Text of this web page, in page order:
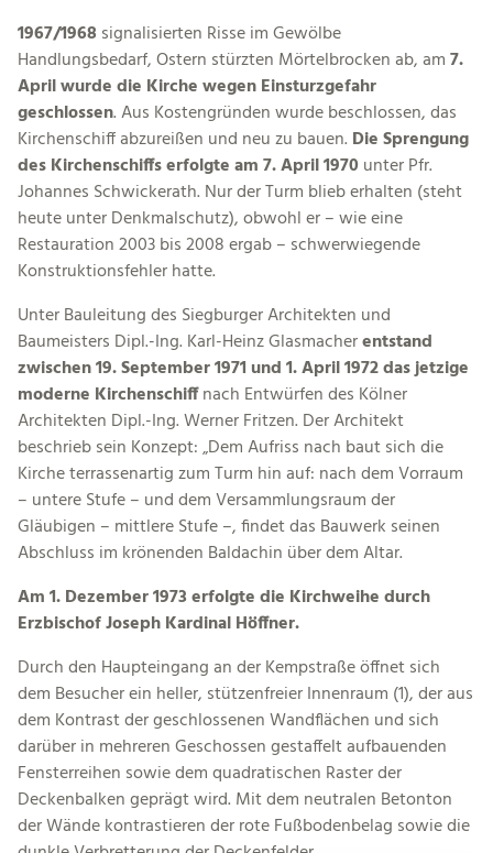
1967/1968 signalisierten Risse im Gewölbe
Handlungsbedarf, Ostern stürzten Mörtelbrocken ab, am7.
April wurde die Kirche wegen Einsturzgefahr
geschlossen. Aus Kostengründen wurde beschlossen, das
Kirchenschiff abzureißen und neu zu bauen. Die Sprengung
des Kirchenschiffs erfolgte am 7. April 1970unter Pfr.
Johannes Schwickerath. Nur der Turm blieb erhalten (steht
heute unter Denkmalschutz), obwohl er – wie eine
Restauration 2003 bis 2008 ergab – schwerwiegende
Konstruktionsfehler hatte.
Unter Bauleitung des Siegburger Architekten und
Baumeisters Dipl.-Ing. Karl-Heinz Glasmacherentstand
zwischen 19. September 1971 und 1. April 1972 das jetzige
moderne Kirchenschiffnach Entwürfen des Kölner
Architekten Dipl.-Ing. Werner Fritzen. Der Architekt
beschrieb sein Konzept: „Dem Aufriss nach baut sich die
Kirche terrassenartig zum Turm hin auf: nach dem Vorraum
– untere Stufe – und dem Versammlungsraum der
Gläubigen – mittlere Stufe –, findet das Bauwerk seinen
Abschluss im krönenden Baldachin über dem Altar.
Am 1. Dezember 1973 erfolgte die Kirchweihe durch
Erzbischof Joseph Kardinal Höffner.
Durch den Haupteingang an der Kempstraße öffnet sich
dem Besucher ein heller, stützenfreier Innenraum (1), der aus
dem Kontrast der geschlossenen Wandflächen und sich
darüber in mehreren Geschossen gestaffelt aufbauenden
Fensterreihen sowie dem quadratischen Raster der
Deckenbalken geprägt wird. Mit dem neutralen Betonton
der Wände kontrastieren der rote Fußbodenbelag sowie die